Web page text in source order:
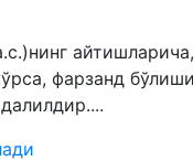
айтишларича,
фарзанд